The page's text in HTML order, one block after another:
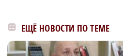
ЕЩЁ НОВОСТИ ПО ТЕМЕ